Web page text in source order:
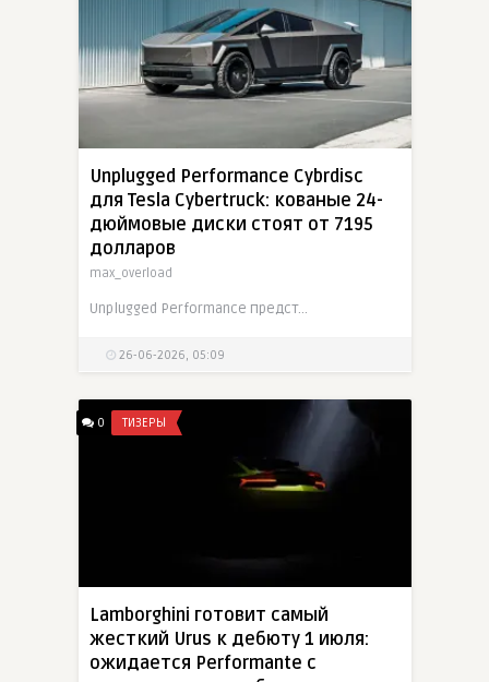
Unplugged Performance Cybrdisc
для Tesla Cybertruck: кованые 24-
дюймовые диски стоят от 7195
долларов
max_overload
Unplugged Performance представила кованые 24-дюймовые диски Cybrdisc для Tesla Cybertruck. Ретрофутуристический дизайн с закрытой поверхностью вдохновлен клиновидными машинами 1970-х и виниловыми
26-06-2026, 05:09
0 ТИЗЕРЫ
Lamborghini готовит самый
жесткий Urus к дебюту 1 июля:
ожидается Performante с